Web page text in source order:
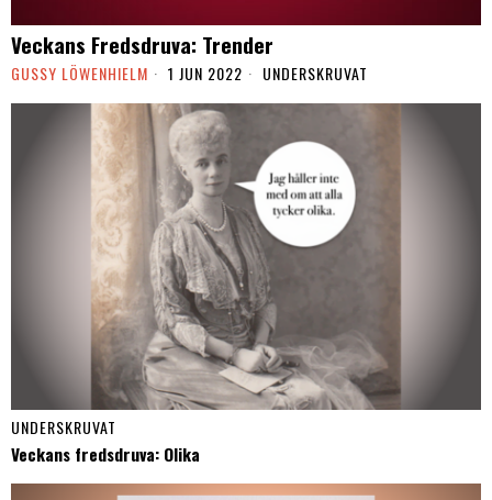
Veckans Fredsdruva: Trender
GUSSY LÖWENHIELM 1 JUN 2022 UNDERSKRUVAT
UNDERSKRUVAT
Veckans fredsdruva: Olika